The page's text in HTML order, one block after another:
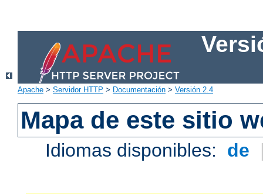
Apache > Servidor HTTP > Documentación > Versión 2.4
Mapa de este sitio
Idiomas disponibles: de